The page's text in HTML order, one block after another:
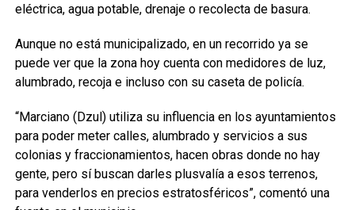
eléctrica, agua potable, drenaje o recolecta de basura.
Aunque no está municipalizado, en un recorrido ya se
puede ver que la zona hoy cuenta con medidores de luz,
alumbrado, recoja e incluso con su caseta de policía.
“Marciano (Dzul) utiliza su influencia en los ayuntamientos
para poder meter calles, alumbrado y servicios a sus
colonias y fraccionamientos, hacen obras donde no hay
gente, pero sí buscan darles plusvalía a esos terrenos,
para venderlos en precios estratosféricos”, comentó una